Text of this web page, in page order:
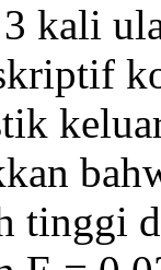
3 kali
tinggi